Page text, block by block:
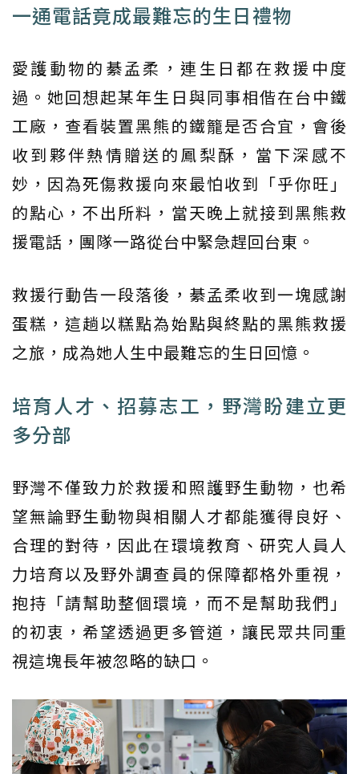
一通電話竟成最難忘的生日禮物
愛護動物的綦孟柔，連生日都在救援中度
過。她回想起某年生日與同事相偕在台中鐵
工廠，查看裝置黑熊的鐵籠是否合宜，會後
收到夥伴熱情贈送的鳳梨酥，當下深感不
妙，因為死傷救援向來最怕收到「乎你旺」
的點心，不出所料，當天晚上就接到黑熊救
援電話，團隊一路從台中緊急趕回台東。
救援行動告一段落後，綦孟柔收到一塊感謝
蛋糕，這趟以糕點為始點與終點的黑熊救援
之旅，成為她人生中最難忘的生日回憶。
培育人才、招募志工，野灣盼建立更
多分部
野灣不僅致力於救援和照護野生動物，也希
望無論野生動物與相關人才都能獲得良好、
合理的對待，因此在環境教育、研究人員人
力培育以及野外調查員的保障都格外重視，
抱持「請幫助整個環境，而不是幫助我們」
的初衷，希望透過更多管道，讓民眾共同重
視這塊長年被忽略的缺口。